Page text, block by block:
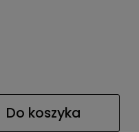
Do koszyka